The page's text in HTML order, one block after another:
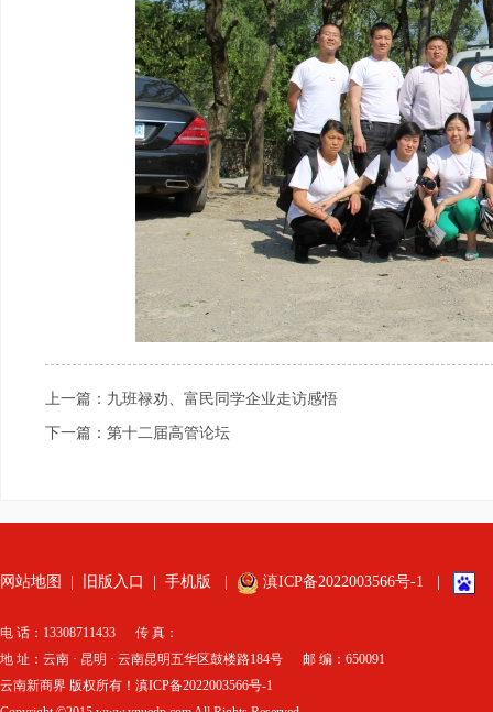
上一篇：九班禄劝、富民同学企业走访感悟
下一篇：第十二届高管论坛
网站地图 旧版入口 手机版 滇ICP备2022003566号-1
电 话：13308711433 传 真：
地 址：云南 · 昆明 · 云南昆明五华区鼓楼路184号 邮 编：650091
云南新商界 版权所有！滇ICP备2022003566号-1